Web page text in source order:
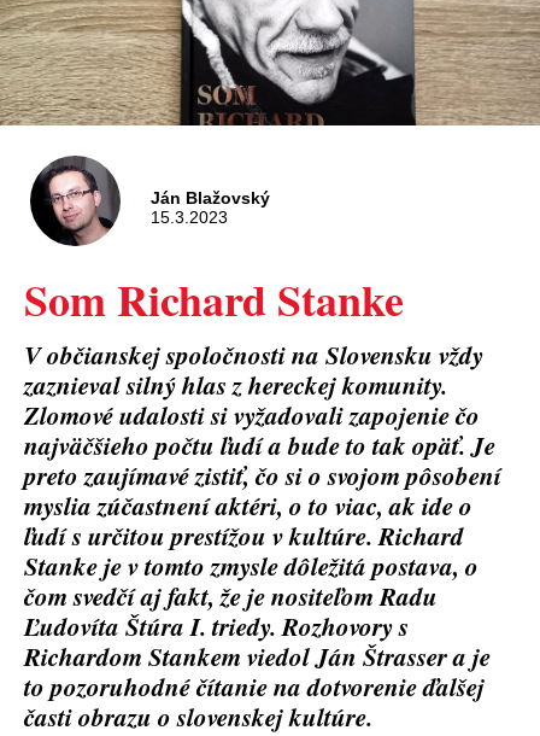
Ján Blažovský
15.3.2023
Som Richard Stanke
V občianskej spoločnosti na Slovensku vždy
zaznieval silný hlas z hereckej komunity.
Zlomové udalosti si vyžadovali zapojenie čo
najväčšieho počtu ľudí a bude to tak opäť. Je
preto zaujímavé zistiť, čo si o svojom pôsobení
myslia zúčastnení aktéri, o to viac, ak ide o
ľudí s určitou prestížou v kultúre. Richard
Stanke je v tomto zmysle dôležitá postava, o
čom svedčí aj fakt, že je nositeľom Radu
Ľudovíta Štúra I. triedy. Rozhovory s
Richardom Stankem viedol Ján Štrasser a je
to pozoruhodné čítanie na dotvorenie ďalšej
časti obrazu o slovenskej kultúre.